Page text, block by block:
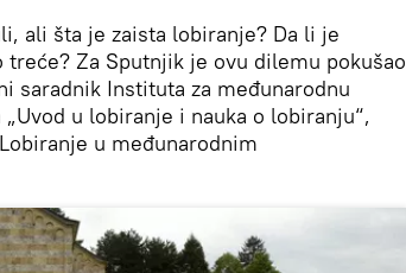
ali šta je zaista lobiranje? Da li je
Za Sputnjik je ovu dilemu pokušao
saradnik Instituta za međunarodnu
u lobiranje i nauka o lobiranju“,
u međunarodnim